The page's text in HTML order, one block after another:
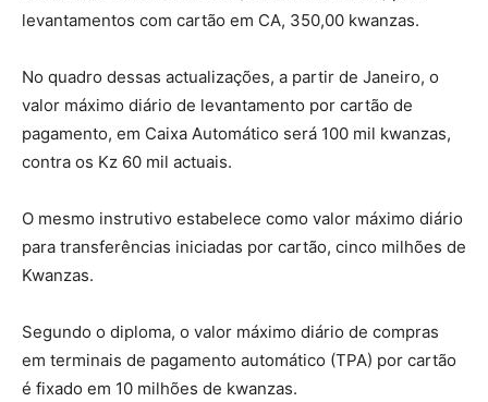
levantamentos com cartão em CA, 350,00 kwanzas.
No quadro dessas actualizações, a partir de Janeiro, o
valor máximo diário de levantamento por cartão de
pagamento, em Caixa Automático será 100 mil kwanzas,
contra os Kz 60 mil actuais.
O mesmo instrutivo estabelece como valor máximo diário
para transferências iniciadas por cartão, cinco milhões de
Kwanzas.
Segundo o diploma, o valor máximo diário de compras
em terminais de pagamento automático (TPA) por cartão
é fixado em 10 milhões de kwanzas.